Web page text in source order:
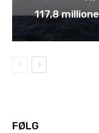
117,8
FØLG